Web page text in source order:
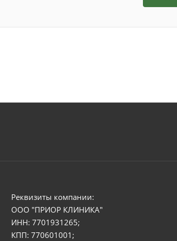
Реквизиты компании:
ООО "ПРИОР КЛИНИКА"
ИНН: 7701931265;
КПП: 770601001;